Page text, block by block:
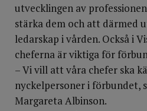
utvecklingen av
stärka dem och att därmed
ledarskap i vården. Också i
cheferna är viktiga för
– Vi vill att våra chefer ska
nyckelpersoner i förbundet,
Margareta Albinson.